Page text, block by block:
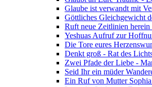
Glaube ist verwandt mit
Göttliches Gleichgewicht
Ruft neue Zeitlinien
Yeshuas Aufruf zur
Die Tore eures
Denkt groß - Rat des
Zwei Pfade der Liebe -
Seid Ihr ein müder
Ein Ruf von Mutter